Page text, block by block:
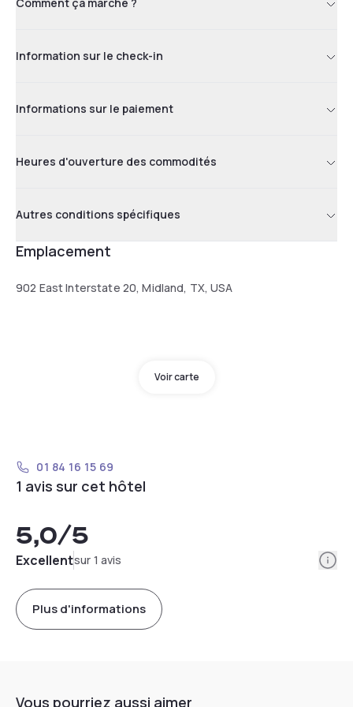
Warren Equipment Companies and Oxy Permian USA. The
Information sur le check-in
Informations sur le paiement
Heures d'ouverture des commodités
Autres conditions spécifiques
Emplacement
902 East Interstate 20, Midland, TX, USA
Voir carte
01 84 16 15 69
1 avis sur cet hôtel
5,0/5
Excellentsur 1 avis
Plus d'informations
Vous pourriez aussi aimer